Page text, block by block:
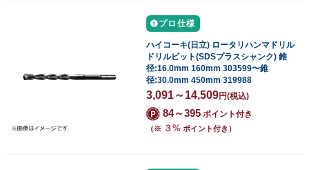
プロ仕様
ハイコーキ(日立) ロータリハンマドリル
ドリルビット(SDSプラスシャンク) 錐
径:16.0mm 160mm 303599〜錐
径:30.0mm 450mm 319988
3,091～14,509円(税込)
84～395 ポイント付き
（※ ３% ポイント付き）